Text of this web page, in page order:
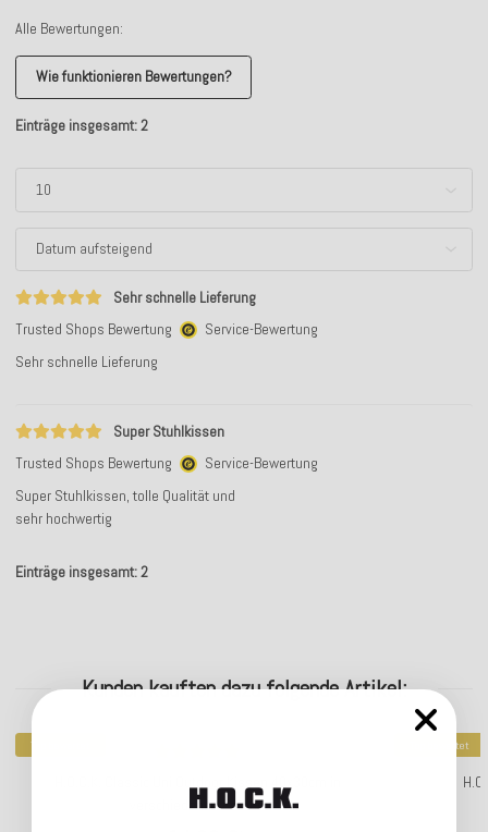
Alle Bewertungen:
Wie funktionieren Bewertungen?
Einträge insgesamt: 2
Sehr schnelle Lieferung
Trusted Shops Bewertung
Service-Bewertung
Sehr schnelle Lieferung
Super Stuhlkissen
Trusted Shops Bewertung
Service-Bewertung
Super Stuhlkissen, tolle Qualität und
sehr hochwertig
Einträge insgesamt: 2
Kunden kauften dazu folgende Artikel:
Top bewertet
verschiedenen Farben
Top bewertet